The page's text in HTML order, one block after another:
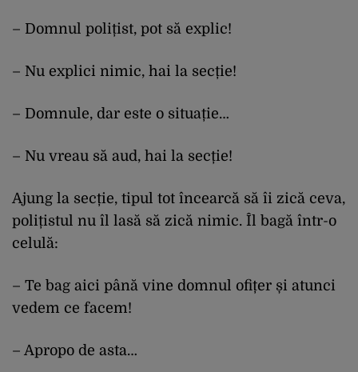
– Domnul polițist, pot să explic!
– Nu explici nimic, hai la secție!
– Domnule, dar este o situație…
– Nu vreau să aud, hai la secție!
Ajung la secție, tipul tot încearcă să îi zică ceva,
polițistul nu îl lasă să zică nimic. Îl bagă într-o
celulă:
– Te bag aici până vine domnul ofițer și atunci
vedem ce facem!
– Apropo de asta…